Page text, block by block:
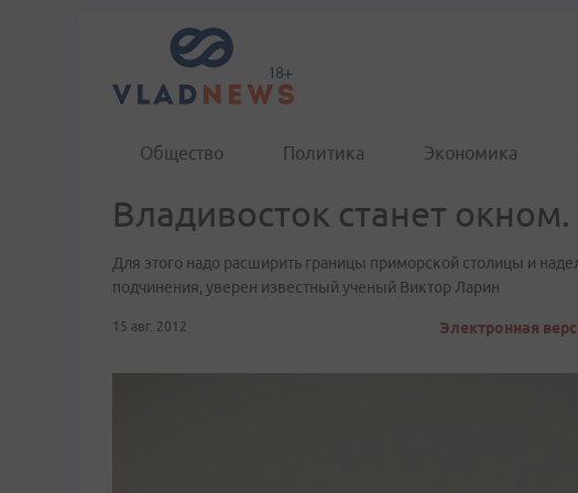
Общество Политика Экономика
Владивосток станет
Для этого надо расширить границы приморской столицы и
подчинения, уверен известный ученый Виктор Ларин
15 авг. 2012 Электронная